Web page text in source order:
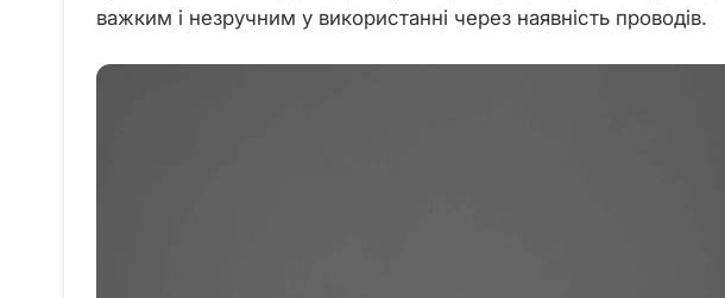
важким і незручним у використанні через наявність проводів.